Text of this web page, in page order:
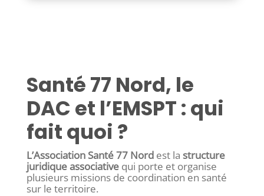
Santé 77 Nord, le
DAC et l’EMSPT : qui
fait quoi ?
L’Association Santé 77 Nordest la structure
juridique associativequi porte et organise
plusieurs missions de coordination en santé
sur le territoire.